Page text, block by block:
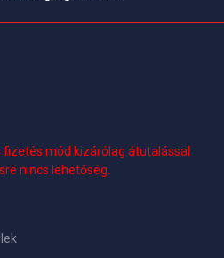
mód kizárólag átutalással
nincs lehetőség.